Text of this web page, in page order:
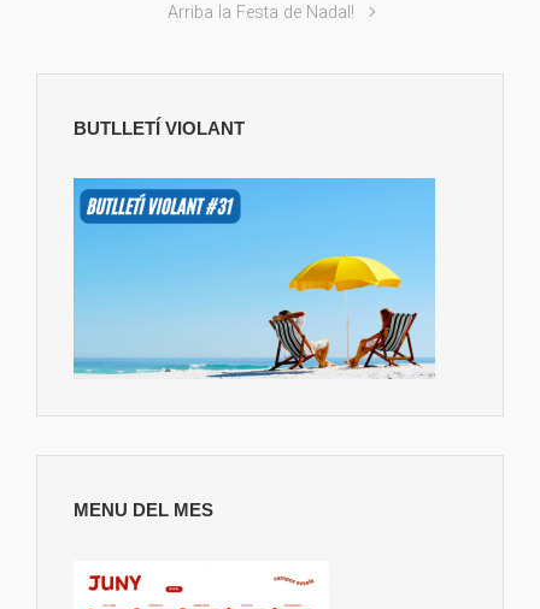
Arriba la Festa de Nadal!
BUTLLETÍ VIOLANT
MENU DEL MES